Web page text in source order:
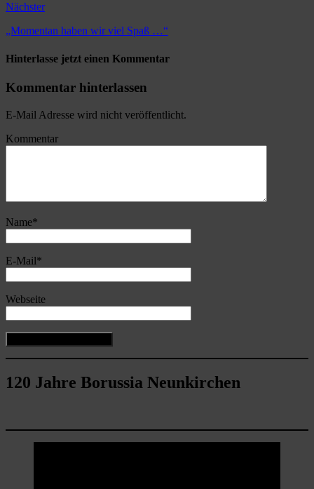
Nächster
„Momentan haben wir viel Spaß …“
Hinterlasse jetzt einen Kommentar
Kommentar hinterlassen
E-Mail Adresse wird nicht veröffentlicht.
Kommentar
Name*
E-Mail*
Webseite
120 Jahre Borussia Neunkirchen